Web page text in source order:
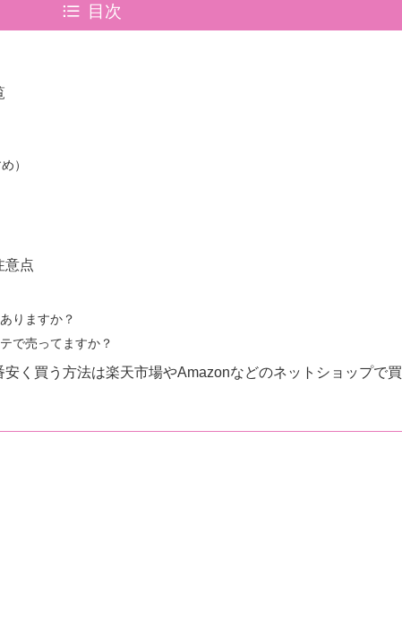
目次
）
意点
りますか？
で売ってますか？
安く買う方法は楽天市場やAmazonなどのネットショップで買